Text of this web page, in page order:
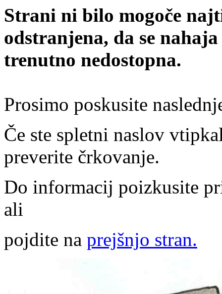
Strani ni bilo mogoče
odstranjena, da se
trenutno nedostopna.
Prosimo poskusite
Če ste spletni naslov
preverite črkovanje.
Do informacij poizkusite
ali
pojdite na prejšnjo stran.